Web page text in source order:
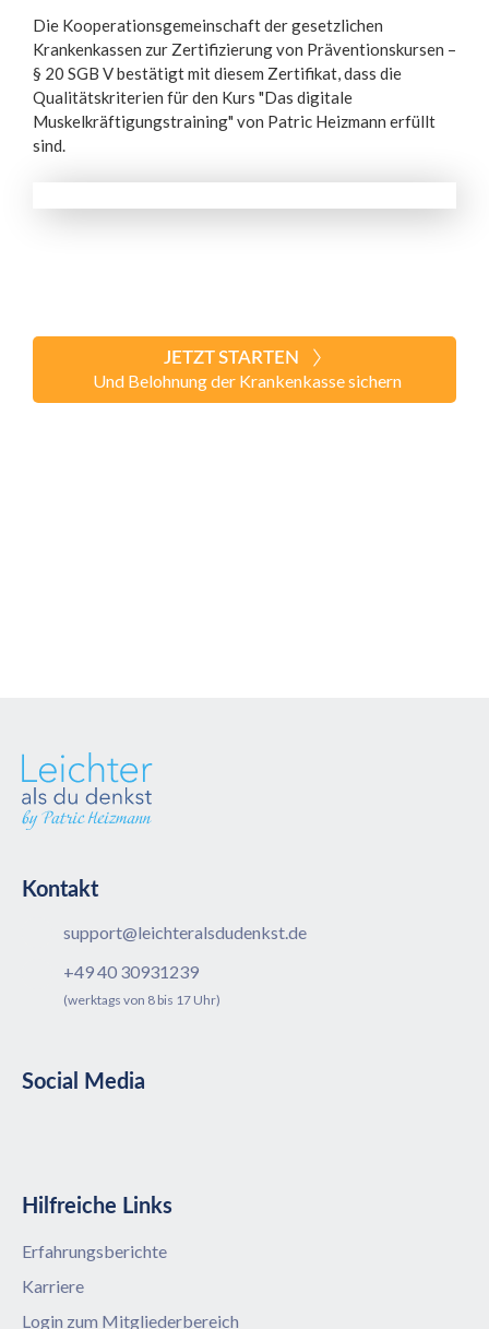
Die Kooperationsgemeinschaft der gesetzlichen
Krankenkassen zur Zertifizierung von Präventionskursen –
§ 20 SGB V bestätigt mit diesem Zertifikat, dass die
Qualitätskriterien für den Kurs "Das digitale
Muskelkräftigungstraining" von Patric Heizmann erfüllt
sind.
JETZT STARTEN
Und Belohnung der Krankenkasse sichern
Kontakt
support@leichteralsdudenkst.de
+49 40 30931239
(werktags von 8 bis 17 Uhr)
Social Media
Hilfreiche Links
Erfahrungsberichte
Karriere
Login zum Mitgliederbereich